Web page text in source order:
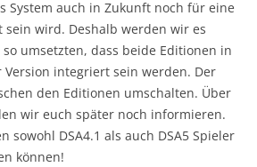
System auch in Zukunft noch für eine
sein wird. Deshalb werden wir es
umsetzten, dass beide Editionen in
integriert sein werden. Der
den Editionen umschalten. Über
wir euch später noch informieren.
sowohl DSA4.1 als auch DSA5 Spieler
können!